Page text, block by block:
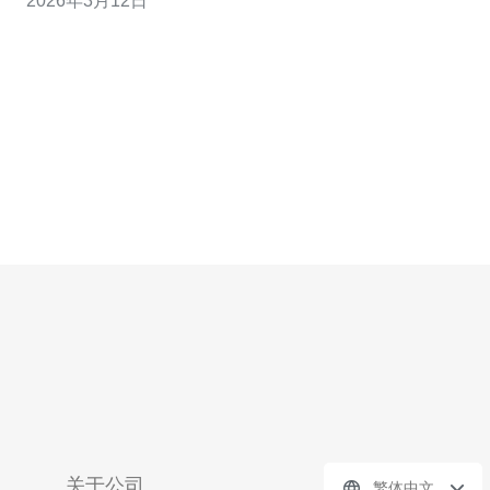
求提供延迟（ping）和丢包（mtr）样本，测试多条出网链
关于公司